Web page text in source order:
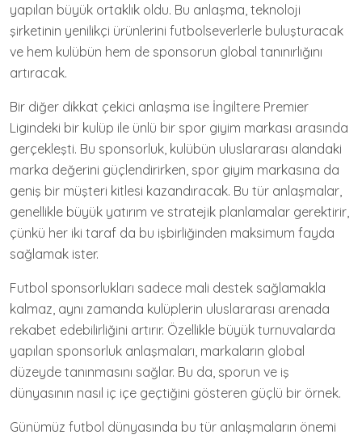
yapılan büyük ortaklık oldu. Bu anlaşma, teknoloji
şirketinin yenilikçi ürünlerini futbolseverlerle buluşturacak
ve hem kulübün hem de sponsorun global tanınırlığını
artıracak.
Bir diğer dikkat çekici anlaşma ise İngiltere Premier
Ligindeki bir kulüp ile ünlü bir spor giyim markası arasında
gerçekleşti. Bu sponsorluk, kulübün uluslararası alandaki
marka değerini güçlendirirken, spor giyim markasına da
geniş bir müşteri kitlesi kazandıracak. Bu tür anlaşmalar,
genellikle büyük yatırım ve stratejik planlamalar gerektirir,
çünkü her iki taraf da bu işbirliğinden maksimum fayda
sağlamak ister.
Futbol sponsorlukları sadece mali destek sağlamakla
kalmaz, aynı zamanda kulüplerin uluslararası arenada
rekabet edebilirliğini artırır. Özellikle büyük turnuvalarda
yapılan sponsorluk anlaşmaları, markaların global
düzeyde tanınmasını sağlar. Bu da, sporun ve iş
dünyasının nasıl iç içe geçtiğini gösteren güçlü bir örnek.
Günümüz futbol dünyasında bu tür anlaşmaların önemi